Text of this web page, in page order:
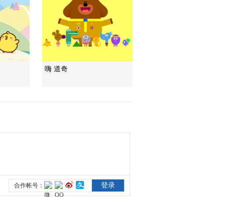
嗨 道奇